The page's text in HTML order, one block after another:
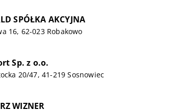
SPÓŁKA AKCYJNA
16, 62-023 Robakowo
Sp. z o.o.
20/47, 41-219 Sosnowiec
WIZNER